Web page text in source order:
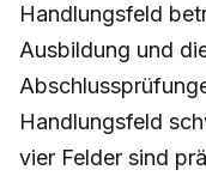
Handlungsfeld
Ausbildung und
Handlungsfeld
vier Felder sind